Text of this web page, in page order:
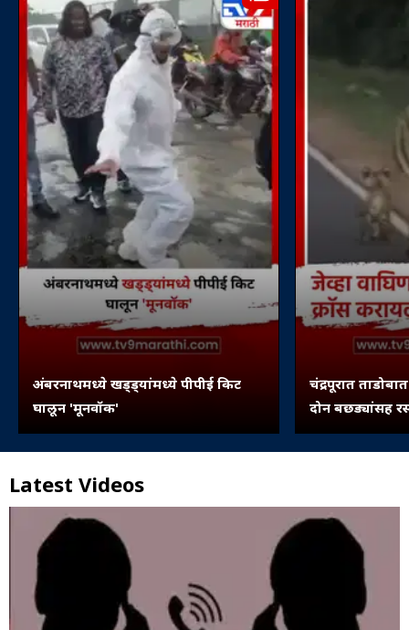
अंबरनाथमध्ये खड्ड्यांमध्ये पीपीई किट
घालून 'मूनवॉक'
चंद्रपूरात
दोन बछड्यांसह
Latest Videos